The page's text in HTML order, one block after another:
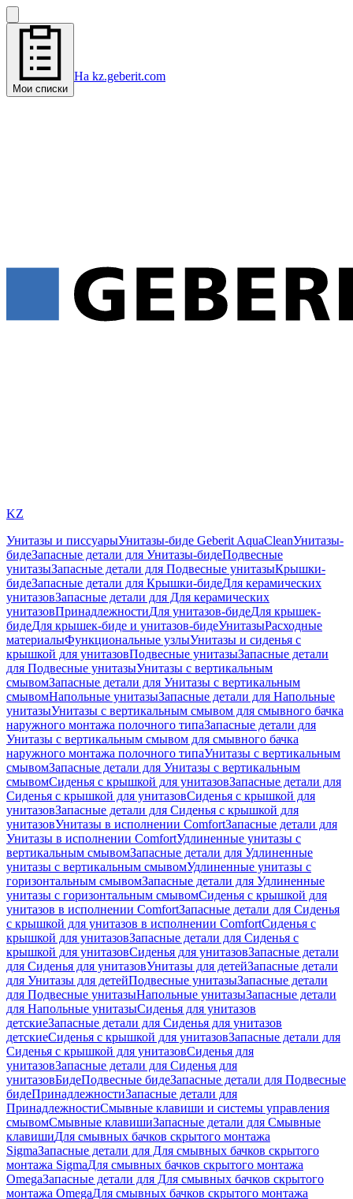
Мои списки
На kz.geberit.com
KZ
Унитазы и писсуарыУнитазы-биде Geberit AquaCleanУнитазы-
бидеЗапасные детали для Унитазы-бидеПодвесные
унитазыЗапасные детали для Подвесные унитазыКрышки-
бидеЗапасные детали для Крышки-бидеДля керамических
унитазовЗапасные детали для Для керамических
унитазовПринадлежностиДля унитазов-бидеДля крышек-
бидеДля крышек-биде и унитазов-бидеУнитазыРасходные
материалыФункциональные узлыУнитазы и сиденья с
крышкой для унитазовПодвесные унитазыЗапасные детали
для Подвесные унитазыУнитазы с вертикальным
смывомЗапасные детали для Унитазы с вертикальным
смывомНапольные унитазыЗапасные детали для Напольные
унитазыУнитазы с вертикальным смывом для смывного бачка
наружного монтажа полочного типаЗапасные детали для
Унитазы с вертикальным смывом для смывного бачка
наружного монтажа полочного типаУнитазы с вертикальным
смывомЗапасные детали для Унитазы с вертикальным
смывомСиденья с крышкой для унитазовЗапасные детали для
Сиденья с крышкой для унитазовСиденья с крышкой для
унитазовЗапасные детали для Сиденья с крышкой для
унитазовУнитазы в исполнении ComfortЗапасные детали для
Унитазы в исполнении ComfortУдлиненные унитазы с
вертикальным смывомЗапасные детали для Удлиненные
унитазы с вертикальным смывомУдлиненные унитазы с
горизонтальным смывомЗапасные детали для Удлиненные
унитазы с горизонтальным смывомСиденья с крышкой для
унитазов в исполнении ComfortЗапасные детали для Сиденья
с крышкой для унитазов в исполнении ComfortСиденья с
крышкой для унитазовЗапасные детали для Сиденья с
крышкой для унитазовСиденья для унитазовЗапасные детали
для Сиденья для унитазовУнитазы для детейЗапасные детали
для Унитазы для детейПодвесные унитазыЗапасные детали
для Подвесные унитазыНапольные унитазыЗапасные детали
для Напольные унитазыСиденья для унитазов
детскиеЗапасные детали для Сиденья для унитазов
детскиеСиденья с крышкой для унитазовЗапасные детали для
Сиденья с крышкой для унитазовСиденья для
унитазовЗапасные детали для Сиденья для
унитазовБидеПодвесные бидеЗапасные детали для Подвесные
бидеПринадлежностиЗапасные детали для
ПринадлежностиСмывные клавиши и системы управления
смывомСмывные клавишиЗапасные детали для Смывные
клавишиДля смывных бачков скрытого монтажа
SigmaЗапасные детали для Для смывных бачков скрытого
монтажа SigmaДля смывных бачков скрытого монтажа
OmegaЗапасные детали для Для смывных бачков скрытого
монтажа OmegaДля смывных бачков скрытого монтажа